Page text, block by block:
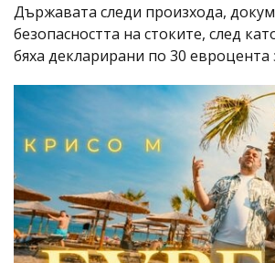
Държавата следи произхода,
безопасността на стоките, след
бяха декларирани по 30 евроцента